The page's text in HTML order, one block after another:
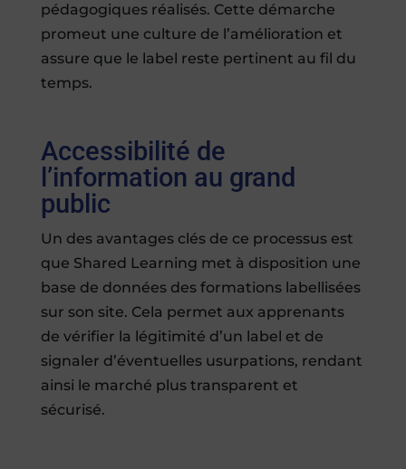
pédagogiques réalisés. Cette démarche
promeut une culture de l’amélioration et
assure que le label reste pertinent au fil du
temps.
Accessibilité de
l’information au grand
public
Un des avantages clés de ce processus est
que Shared Learning met à disposition une
base de données des formations labellisées
sur son site. Cela permet aux apprenants
de vérifier la légitimité d’un label et de
signaler d’éventuelles usurpations, rendant
ainsi le marché plus transparent et
sécurisé.